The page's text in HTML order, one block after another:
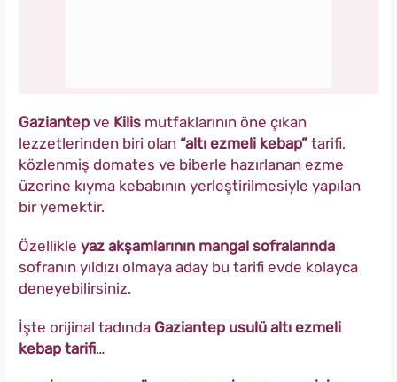
Gaziantep ve Kilis mutfaklarının öne çıkan
lezzetlerinden biri olan “altı ezmeli kebap” tarifi,
közlenmiş domates ve biberle hazırlanan ezme
üzerine kıyma kebabının yerleştirilmesiyle yapılan
bir yemektir.
Özellikle yaz akşamlarının mangal sofralarında
sofranın yıldızı olmaya aday bu tarifi evde kolayca
deneyebilirsiniz.
İşte orijinal tadında Gaziantep usulü altı ezmeli
kebap tarifi…